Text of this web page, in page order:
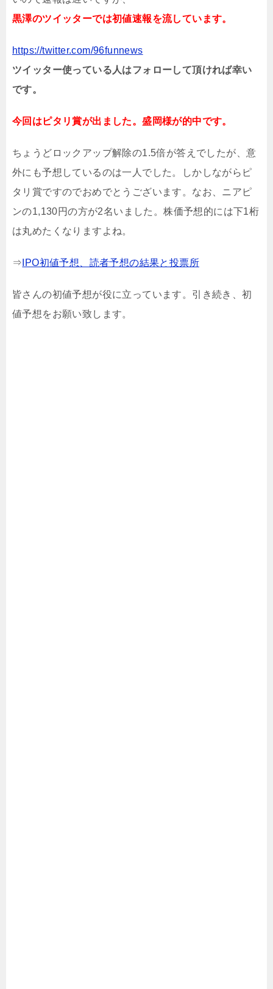
黒澤のツイッターでは初値速報を流しています。
https://twitter.com/96funnews
ツイッター使っている人はフォローして頂ければ幸い
です。
今回はピタリ賞が出ました。盛岡様が的中です。
ちょうどロックアップ解除の1.5倍が答えでしたが、意
外にも予想しているのは一人でした。しかしながらピ
タリ賞ですのでおめでとうございます。なお、ニアピ
ンの1,130円の方が2名いました。株価予想的には下1桁
は丸めたくなりますよね。
⇒ IPO初値予想、読者予想の結果と投票所
皆さんの初値予想が役に立っています。引き続き、初
値予想をお願い致します。